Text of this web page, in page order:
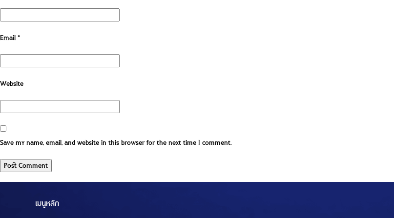
Email*
Website
Save my name, email, and website in this browser for the next time I comment.
เมนูหลัก